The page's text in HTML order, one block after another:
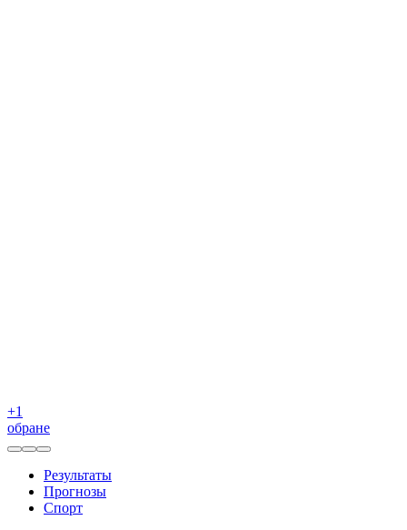
+1
обране
Результаты
Прогнозы
Спорт